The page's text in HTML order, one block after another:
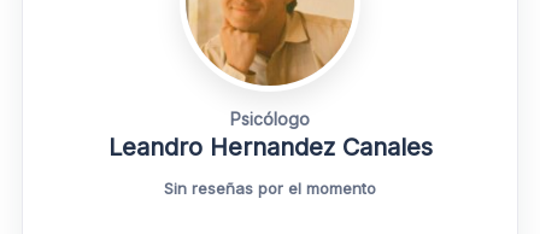
Psicólogo
Leandro Hernandez Canales
Sin reseñas por el momento